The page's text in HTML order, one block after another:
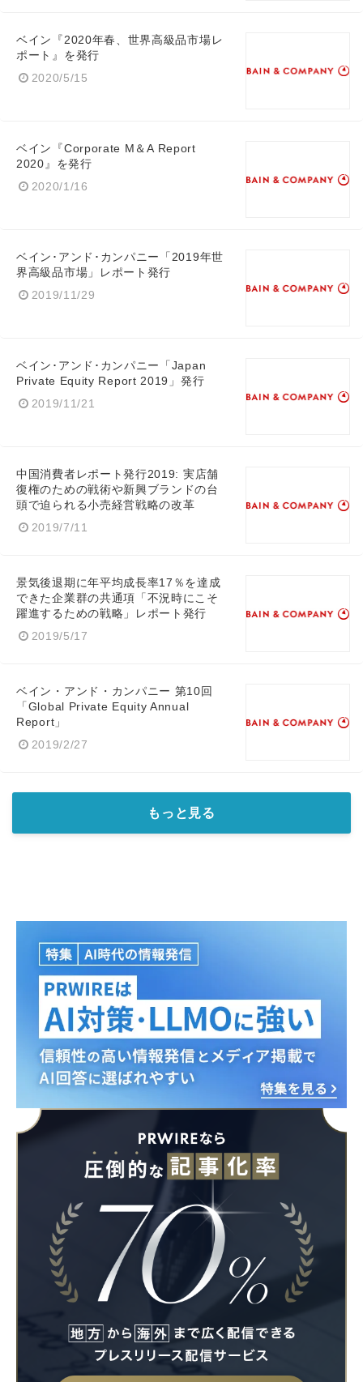
ベイン『2020年春、世界高級品市場レ
ポート』を発行
2020/5/15
ベイン『Corporate M＆A Report
2020』を発行
2020/1/16
ベイン･アンド･カンパニー「2019年世
界高級品市場」レポート発行
2019/11/29
ベイン･アンド･カンパニー「Japan
Private Equity Report 2019」発行
2019/11/21
中国消費者レポート発行2019: 実店舗
復権のための戦術や新興ブランドの台
頭で迫られる小売経営戦略の改革
2019/7/11
景気後退期に年平均成長率17％を達成
できた企業群の共通項「不況時にこそ
躍進するための戦略」レポート発行
2019/5/17
ベイン・アンド・カンパニー 第10回
「Global Private Equity Annual
Report」
2019/2/27
もっと見る